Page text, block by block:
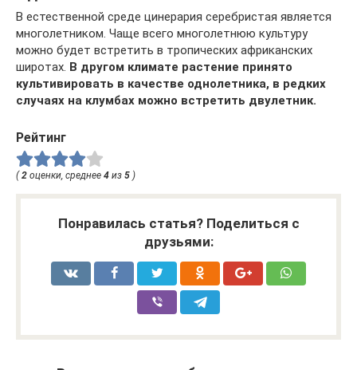
В естественной среде цинерария серебристая является
многолетником. Чаще всего многолетнюю культуру
можно будет встретить в тропических африканских
широтах. В другом климате растение принято
культивировать в качестве однолетника, в редких
случаях на клумбах можно встретить двулетник.
Рейтинг
( 2 оценки, среднее 4 из 5 )
Понравилась статья? Поделиться с
друзьями: